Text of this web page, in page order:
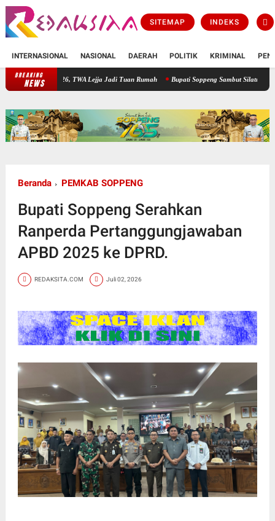
SITEMAP INDEKS
INTERNASIONAL NASIONAL DAERAH POLITIK KRIMINAL
BREAKING
NEWS PT. Lamataesso Mattappa Gelar Rapat Persiapan HKAN 2026, TWA Lejja
Beranda PEMKAB SOPPENG
Bupati Soppeng Serahkan
Ranperda Pertanggungjawaban
APBD 2025 ke DPRD.
REDAKSITA.COM Juli 02, 2026